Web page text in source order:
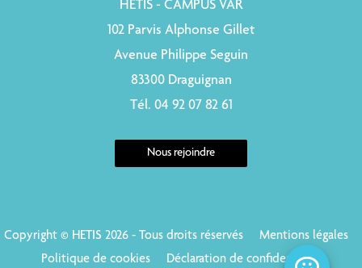
HETIS - CAMPUS VAR
102 Parvis Alphonse Gillet
Avenue Philippe Seguin
83300 Draguignan
Tél. 04 92 07 82 61
Nous rejoindre
Copyright © HETIS 2026 - Tous droits réservés Mentions légales
Politique de cookies
Déclaration de confidentialité